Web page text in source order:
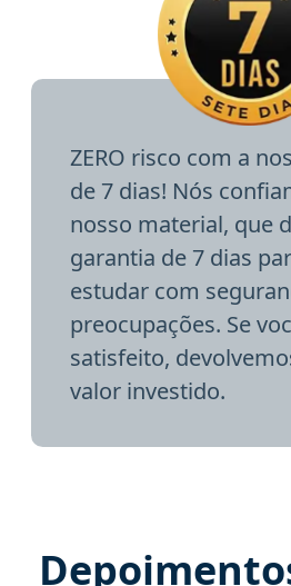
ZERO risco com a
de 7 dias! Nós
nosso material, que
garantia de 7 dias
estudar com
preocupações. Se
satisfeito,
valor investido.